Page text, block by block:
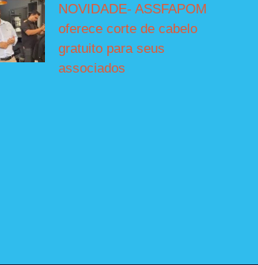
NOVIDADE- ASSFAPOM
oferece corte de cabelo
gratuito para seus
associados